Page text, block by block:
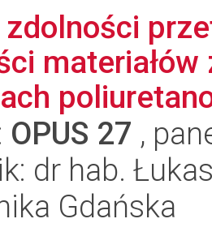
zdolności
OPUS 27 ,
dr hab.
Gdańska